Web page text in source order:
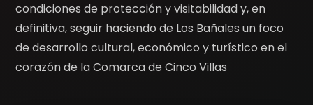
condiciones de protección y visitabilidad y, en
definitiva, seguir haciendo de Los Bañales un foco
de desarrollo cultural, económico y turístico en el
corazón de la Comarca de Cinco Villas